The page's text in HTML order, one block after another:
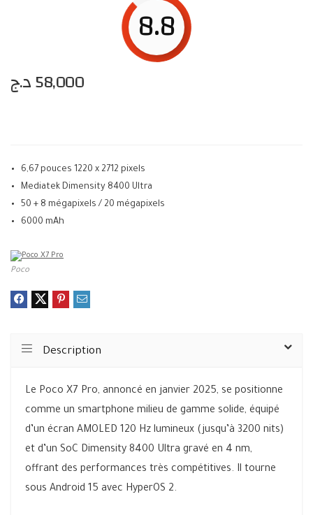
8.8
58,000د.ج
6,67 pouces 1220 x 2712 pixels
Mediatek Dimensity 8400 Ultra
50 + 8 mégapixels / 20 mégapixels
6000 mAh
Poco
Description
Le Poco X7 Pro, annoncé en janvier 2025, se positionne
comme un smartphone milieu de gamme solide, équipé
d’un écran AMOLED 120 Hz lumineux (jusqu’à 3200 nits)
et d’un SoC Dimensity 8400 Ultra gravé en 4 nm,
offrant des performances très compétitives. Il tourne
sous Android 15 avec HyperOS 2.